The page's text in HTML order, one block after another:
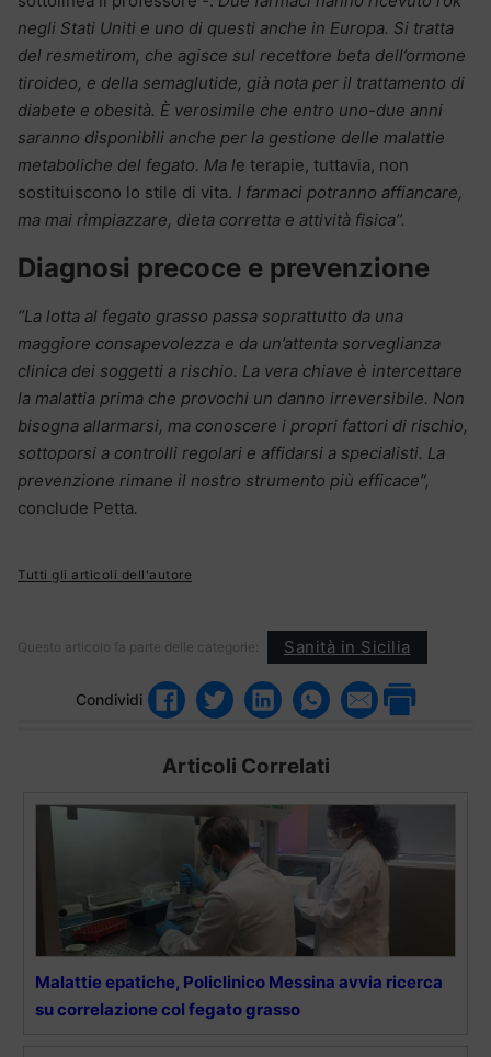
negli Stati Uniti e uno di questi anche in Europa. Si tratta
del resmetirom, che agisce sul recettore beta dell’ormone
tiroideo, e della semaglutide, già nota per il trattamento di
diabete e obesità. È verosimile che entro uno-due anni
saranno disponibili anche per la gestione delle malattie
metaboliche del fegato. Ma le terapie, tuttavia, non
sostituiscono lo stile di vita. I farmaci potranno affiancare,
ma mai rimpiazzare, dieta corretta e attività fisica”.
Diagnosi precoce e prevenzione
“La lotta al fegato grasso passa soprattutto da una
maggiore consapevolezza e da un’attenta sorveglianza
clinica dei soggetti a rischio. La vera chiave è intercettare
la malattia prima che provochi un danno irreversibile. Non
bisogna allarmarsi, ma conoscere i propri fattori di rischio,
sottoporsi a controlli regolari e affidarsi a specialisti. La
prevenzione rimane il nostro strumento più efficace”,
conclude Petta.
Tutti gli articoli dell'autore
Questo articolo fa parte delle categorie: Sanità in Sicilia
Condividi
Articoli Correlati
Malattie epatiche, Policlinico Messina avvia ricerca
su correlazione col fegato grasso